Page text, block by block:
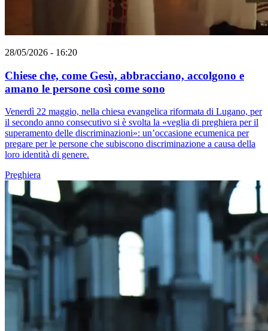
28/05/2026 - 16:20
Chiese che, come Gesù, abbracciano, accolgono e
amano le persone così come sono
Venerdì 22 maggio, nella chiesa evangelica riformata di Lugano, per
il secondo anno consecutivo si è svolta la «veglia di preghiera per il
superamento delle discriminazioni»: un’occasione ecumenica per
pregare per le persone che subiscono discriminazione a causa della
loro identità di genere.
Preghiera